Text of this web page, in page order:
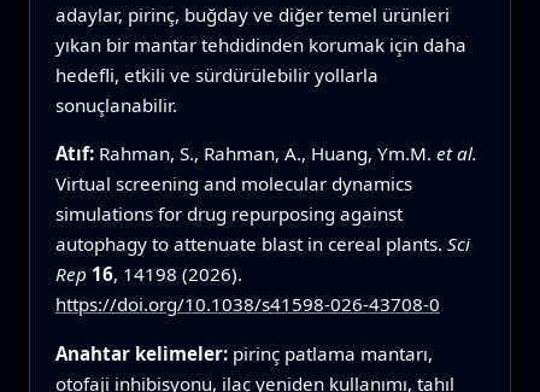
adaylar, pirinç, buğday ve diğer temel ürünleri
yıkan bir mantar tehdidinden korumak için daha
hedefli, etkili ve sürdürülebilir yollarla
sonuçlanabilir.
Atıf: Rahman, S., Rahman, A., Huang, Ym.M. et al.
Virtual screening and molecular dynamics
simulations for drug repurposing against
autophagy to attenuate blast in cereal plants. Sci
Rep 16, 14198 (2026).
https://doi.org/10.1038/s41598-026-43708-0
Anahtar kelimeler: pirinç patlama mantarı,
otofaji inhibisyonu, ilaç yeniden kullanımı, tahıl